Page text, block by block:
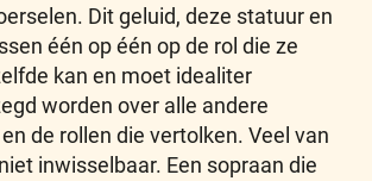
Dit geluid, deze statuur en
één op één op de rol die ze
kan en moet idealiter
worden over alle andere
de rollen die vertolken. Veel van
inwisselbaar. Een sopraan die